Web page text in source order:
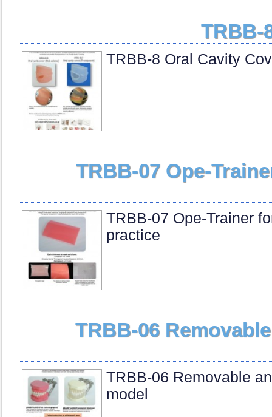
TRBB-
TRBB-8 Oral Cavity
TRBB-07 Ope-
TRBB-07 Ope-Trainer
practice
TRBB-06
TRBB-06 Removable
model